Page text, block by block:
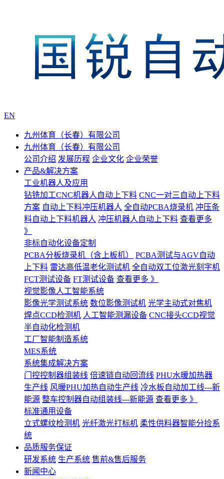
EN
九州体育（长春）有限公司
九州体育（长春）有限公司
公司介绍 发展历程 企业文化 企业荣誉
产品&解决方案
工业机器人及应用
钻铣加工CNC机器人自动上下料 CNC一对三自动上下料
方案 自动上下料冲压机器人 全自动PCBA烧录机 冲压条
料自动上下料机器人 冲压机器人自动上下料 查看更多
》
非标自动化设备定制
PCBA分板烧录机（含上板机）
PCBA测试与AGV自动
上下料 雷达高低温老化测试机 全自动双工位激光刻字机
FCT测试设备 FT测试设备 查看更多 》
视觉影像人工智能系统
影像光学测试系统 数位影像测试机 光学主动式对焦机
焊点CCD检测机 人工智能测漏设备 CNC接头CCD视觉
半自动化检测机
工厂智能制造系统
MES系统
系统集成解决方案
门控控制器组装线 倍速链自动回流线 PHU水暖加热器
生产线 风暖PHU加热自动生产线 冷水板自动加工线---新
能源 整车控制器自动组装线---新能源 查看更多 》
标准通用设备
立式螺纹检测机 光纤激光打标机 柔性供料器智能分捡系
统
品质服务保证
研发系统 生产系统 售前&售后服务
新闻中心